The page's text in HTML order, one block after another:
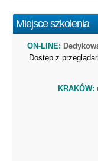
Miejsce szkolenia
ON-LINE:
Dostęp z
KRAKÓW: